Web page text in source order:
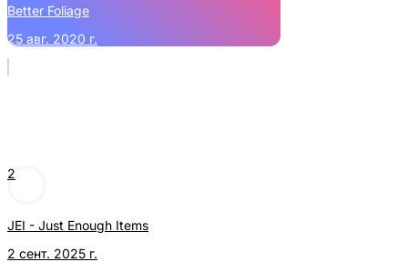
Better Foliage
25 авг. 2020 г.
2
JEI - Just Enough Items
2 сент. 2025 г.